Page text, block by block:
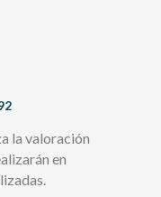
la valoración
en